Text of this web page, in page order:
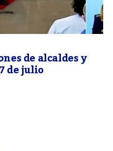
de alcaldes y
de julio